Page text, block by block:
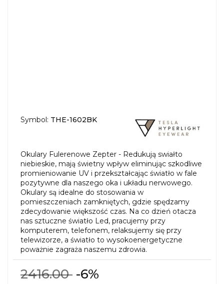
Symbol: THE-1602BK
Okulary Fulerenowe Zepter - Redukują swiałto
niebieskie, mają świetny wpływ eliminując szkodliwe
promieniowanie UV i przekształcając światło w fale
pozytywne dla naszego oka i układu nerwowego.
Okulary są idealne do stosowania w
pomieszczeniach zamkniętych, gdzie spędzamy
zdecydowanie większość czas. Na co dzień otacza
nas sztuczne światło Led, pracujemy przy
komputerem, telefonem, relaksujemy się przy
telewizorze, a światło to wysokoenergetyczne
poważnie zagraża naszemu zdrowia.
2416.00 -6%